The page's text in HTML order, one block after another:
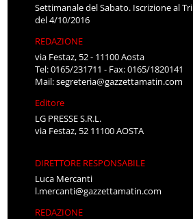
Settimanale del Sabato. Iscrizione al
del 4/10/2016
REDAZIONE
via Festaz, 52 - 11100 Aosta
Tel: 0165/231711 - Fax: 0165/1820141
Mail:segreteria@gazzettamatin.com
Editore
LG PRESSE S.R.L.
via Festaz, 52 11100 AOSTA
DIRETTORE RESPONSABILE
Luca Mercanti
l.mercanti@gazzettamatin.com
REDAZIONE